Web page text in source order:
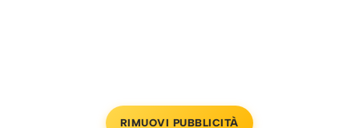
RIMUOVI PUBBLICITÀ